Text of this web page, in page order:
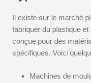
Il existe sur le marché
fabriquer du plastique
conçue pour des
spécifiques. Voici
Machines de